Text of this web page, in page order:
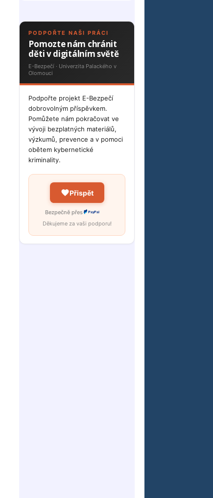
PODPOŘTE NAŠI PRÁCI
Pomozte nám chránit
děti v digitálním světě
E-Bezpečí · Univerzita Palackého v
Olomouci
Podpořte projekt E-Bezpečí
dobrovolným příspěvkem.
Pomůžete nám pokračovat ve
vývoji bezplatných materiálů,
výzkumů, prevence a v pomoci
obětem kybernetické
kriminality.
Přispět
Bezpečně přes PayPal
Děkujeme za vaši podporu!